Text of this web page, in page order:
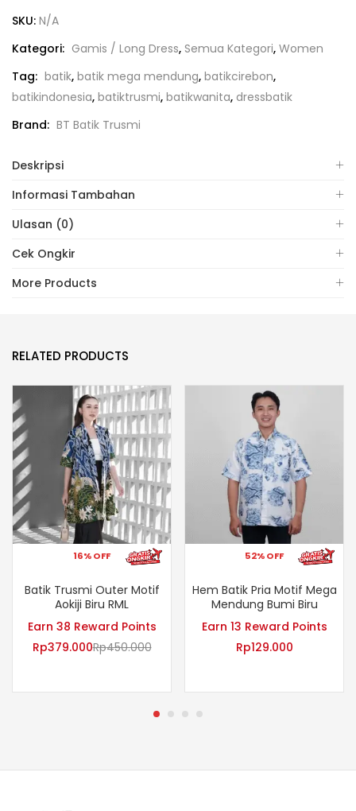
SKU: N/A
Kategori: Gamis / Long Dress, Semua Kategori, Women
Tag: batik, batik mega mendung, batikcirebon,
batikindonesia, batiktrusmi, batikwanita, dressbatik
Brand: BT Batik Trusmi
Deskripsi
Informasi Tambahan
Ulasan (0)
Cek Ongkir
More Products
RELATED PRODUCTS
16% OFF
Batik Trusmi Outer Motif
Aokiji Biru RML
Earn 38 Reward Points
Rp379.000Rp450.000
52% OFF
Hem Batik Pria Motif Mega
Mendung Bumi Biru
Earn 13 Reward Points
Rp129.000